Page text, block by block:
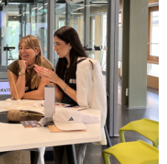
C
o
p
y
r
i
g
h
t